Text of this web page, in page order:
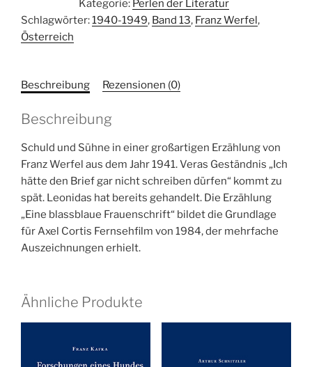
blassblaue
Frauenschrift
Kategorie: Perlen der Literatur
Schlagwörter:1940-1949, Band 13, Franz Werfel,
Österreich
Beschreibung Rezensionen (0)
Beschreibung
Schuld und Sühne in einer großartigen Erzählung von
Franz Werfel aus dem Jahr 1941. Veras Geständnis „Ich
hätte den Brief gar nicht schreiben dürfen“ kommt zu
spät. Leonidas hat bereits gehandelt. Die Erzählung
„Eine blassblaue Frauenschrift“ bildet die Grundlage
für Axel Cortis Fernsehfilm von 1984, der mehrfache
Auszeichnungen erhielt.
Ähnliche Produkte